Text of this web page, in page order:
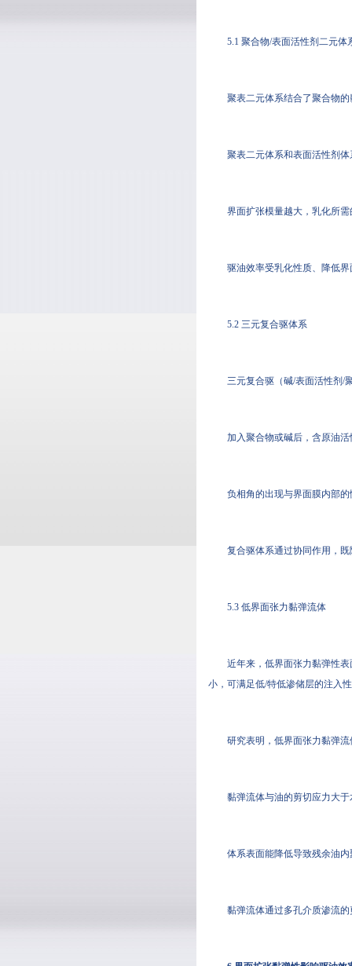
5.1 聚合物/表面活性剂二元体
聚表二元体系结合了聚合物
聚表二元体系和表面活性剂
界面扩张模量越大，乳化所
驱油效率受乳化性质、降低
5.2 三元复合驱体系
三元复合驱（碱/表面活性剂/
加入聚合物或碱后，含原油
负相角的出现与界面膜内部
复合驱体系通过协同作用，
5.3 低界面张力黏弹流体
近年来，低界面张力黏弹性
小，可满足低/特低渗储层的注入
研究表明，低界面张力黏弹
黏弹流体与油的剪切应力大
体系表面能降低导致残余油
黏弹流体通过多孔介质渗流